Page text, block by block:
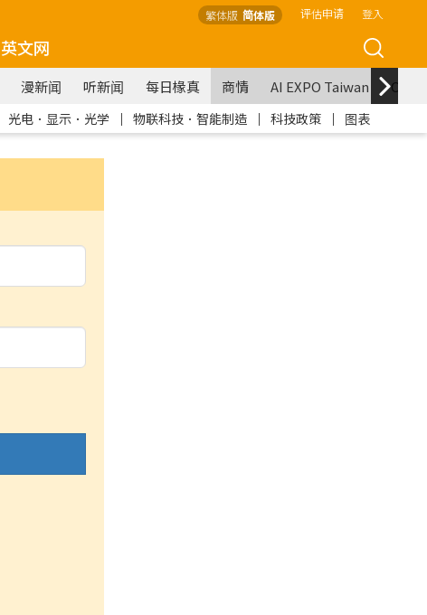
繁体版 简体版 评估申请 登入
英文网
漫新闻 听新闻 每日椽真 商情 AI EXPO Taiwan
光电．显示．光学 ｜ 物联科技．智能制造 ｜ 科技政策 ｜ 图表